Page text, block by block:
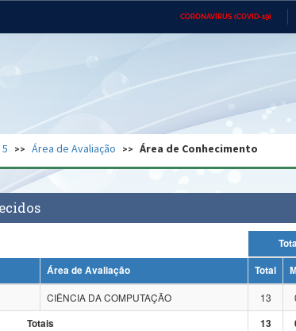
CORONAVÍRUS (COVID-19)
Ministério do Desenvolvimento
Regional
Segurança Advocacia-Geral da União Banco
Área de Avaliação Área de Conhecimento
Área de Avaliação Total
CIÊNCIA DA COMPUTAÇÃO 13
Totais
13